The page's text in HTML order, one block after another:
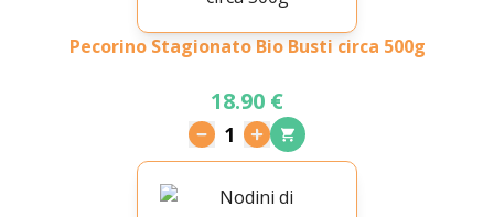
Pecorino Stagionato Bio Busti circa 500g
18.90 €
1